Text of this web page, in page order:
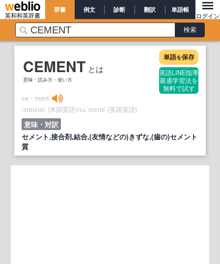
英和和英辞書
辞書 例文 診断 翻訳 単語帳
ログイン
CEMENT とは
意味・読み方・使い方
単語を保存
英語LINE指導
最適学習法を
無料で試す
ce・ment
/sɪmént/ (米国英語)/sʌˈment/ (英国英語)
意味・対訳
セメント,接合剤,結合,(友情などの)きずな,(歯の)セメント
質